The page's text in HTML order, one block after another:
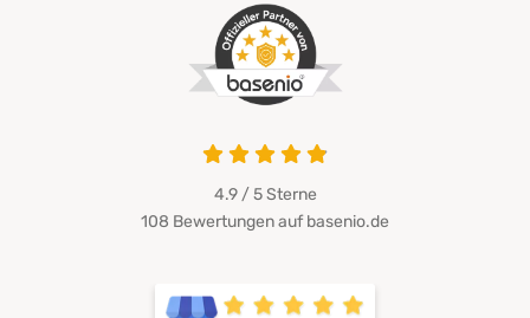
4.9 / 5Sterne
108 Bewertungen auf basenio.de